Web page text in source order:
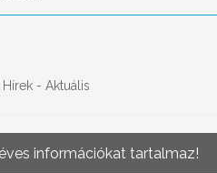
Hírek - Aktuális
információkat tartalmaz!